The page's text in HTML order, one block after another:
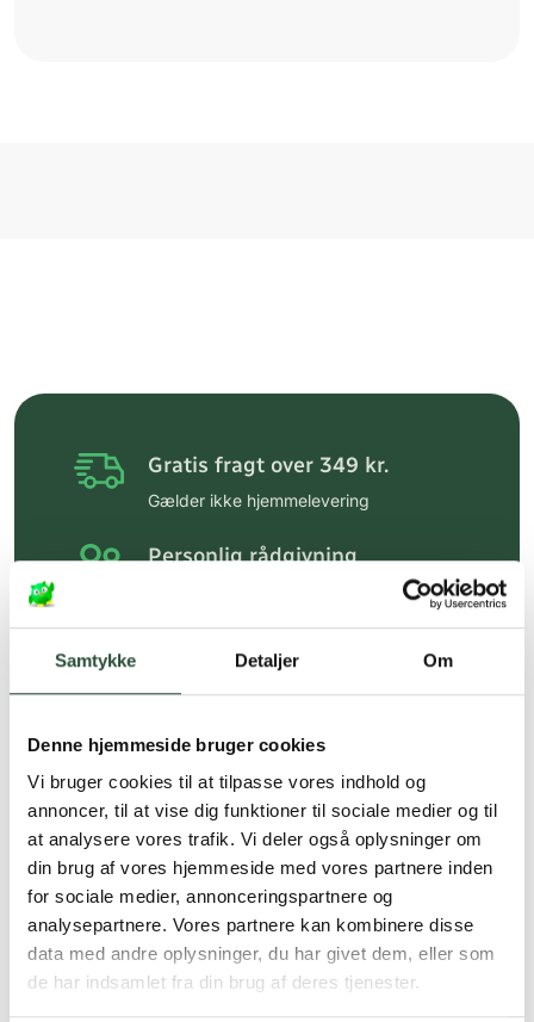
Samtykke Detaljer Om
Denne hjemmeside bruger cookies
Vi bruger cookies til at tilpasse vores indhold og
annoncer, til at vise dig funktioner til sociale medier og til
at analysere vores trafik. Vi deler også oplysninger om
din brug af vores hjemmeside med vores partnere inden
for sociale medier, annonceringspartnere og
analysepartnere. Vores partnere kan kombinere disse
data med andre oplysninger, du har givet dem, eller som
de har indsamlet fra din brug af deres tjenester.
Gratis fragt over 349 kr.
Gælder ikke hjemmelevering
Personlig rådgivning
Hurtig levering (30 min. i Kbh)
Faste lave priser*
*Gælder ikke ernæringsprodukter.
Stort udvalg af kendte
produkter
Vi tilbyder et stort udvalg af kendte
cremer, vitaminer og andre spændende
produkter – altid til fast lav pris.
Læs mere om Uglecare.dk her